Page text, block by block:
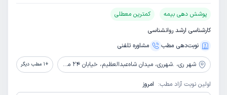
پوشش دهی بیمه
کمترین معطلی
کارشناسی ارشد روانشناسی
نوبت‌دهی مطب
مشاوره‌ تلفنی
شهر ری، .شهرری، میدان شاه‌عبدالعظیم، خیابان 24 متری، خیابان پیلغوش، پلاک 65، طبقه دوم +
1 مطب دیگر
اولین نوبت آزاد مطب: امروز